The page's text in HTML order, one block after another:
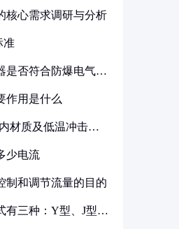
核心需求调研与分析
准
是否符合防爆电气设
作用是什么
材质及低温冲击要
少电流
制和调节流量的目的
有三种：Y型、J型、